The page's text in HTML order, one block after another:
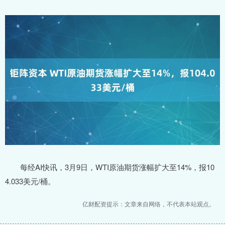
每经AI快讯，3月9日，WTI原油期货涨幅扩大至14%，报10
4.033美元/桶。
亿财配资提示：文章来自网络，不代表本站观点。